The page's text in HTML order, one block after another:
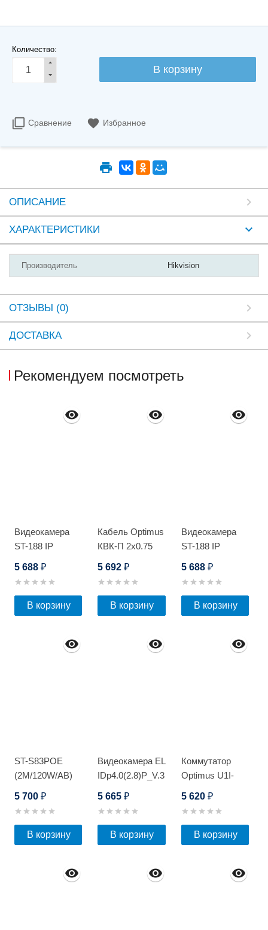
Количество:
Сравнение Избранное
ОПИСАНИЕ
ХАРАКТЕРИСТИКИ
Производитель Hikvision
ОТЗЫВЫ (0)
ДОСТАВКА
Рекомендуем посмотреть
Видеокамера
ST-188 IP
5 688 ₽
В корзину
Кабель Optimus
КВК-П 2x0.75
5 692₽
В корзину
Видеокамера
ST-188 IP
5 688 ₽
В корзину
ST-S83POE
(2M/120W/AB)
5 700 ₽
В корзину
Видеокамера EL
IDp4.0(2.8)P_V.3
5 665₽
В корзину
Коммутатор
Optimus U1I-
5 620 ₽
В корзину